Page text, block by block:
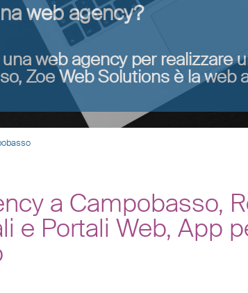
web agency?
web agency per realizzare
Zoe Web Solutions è la web
a Campobasso,
e Portali Web, App